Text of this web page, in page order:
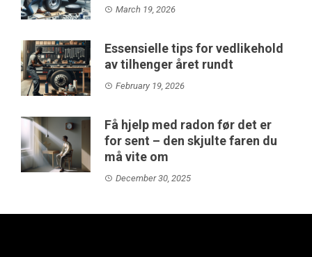
March 19, 2026
Essensielle tips for vedlikehold
av tilhenger året rundt
February 19, 2026
Få hjelp med radon før det er
for sent – den skjulte faren du
må vite om
December 30, 2025